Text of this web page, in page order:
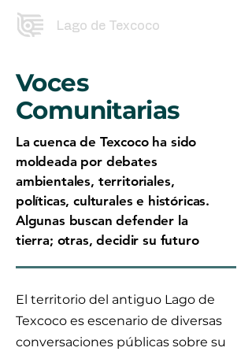
Lago de Texcoco
Voces
Comunitarias
La cuenca de Texcoco ha sido
moldeada por debates
ambientales, territoriales,
políticas, culturales e históricas.
Algunas buscan defender la
tierra; otras, decidir su futuro
El territorio del antiguo Lago de
Texcoco es escenario de diversas
conversaciones públicas sobre su